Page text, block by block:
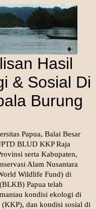
Hasil
& Sosial Di
Burung
Papua, Balai Besar
BLUD KKP Raja
serta Kabupaten,
Alam Nusantara
Wildlife Fund) di
Papua telah
kondisi ekologi di
(KKP), dan kondisi sosial di